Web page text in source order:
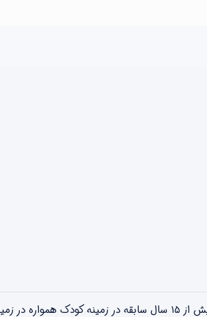
فروشگاه تویلندبا بیش از ۱۵ سال سابقه در